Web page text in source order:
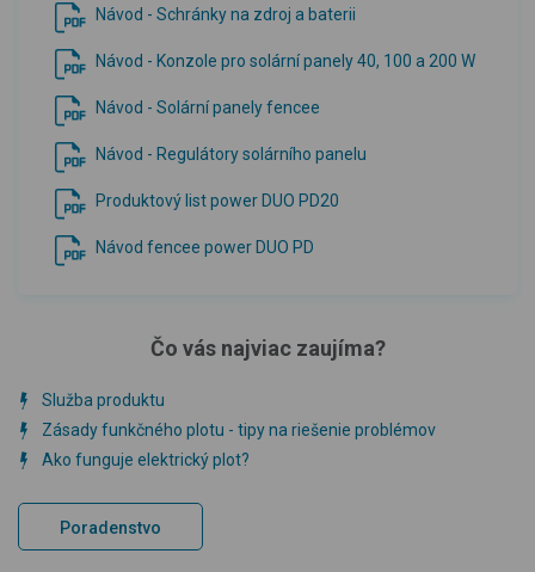
Návod - Schránky na zdroj a baterii
Návod - Konzole pro solární panely 40, 100 a 200 W
Návod - Solární panely fencee
Návod - Regulátory solárního panelu
Produktový list power DUO PD20
Návod fencee power DUO PD
Čo vás najviac zaujíma?
Služba produktu
Zásady funkčného plotu - tipy na riešenie problémov
Ako funguje elektrický plot?
Poradenstvo